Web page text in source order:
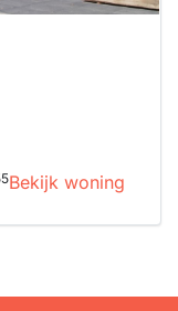
Bekijk woning